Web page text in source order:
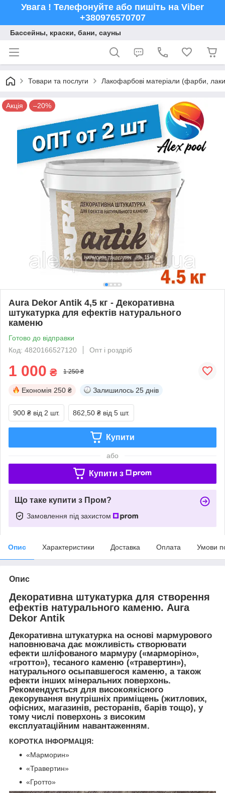
Увага ! Телефонуйте або пишіть на Viber
+380976570707
Бассейны, краски, бани, сауны
Товари та послуги Лакофарбові матеріали (фарби,
Акція –20%
Aura Dekor Antik 4,5 кг - Декоративна
штукатурка для ефектів натурального
каменю
Готово до відправки
Код: 4820166527120
Опт і роздріб
1 000 ₴ 1 250 ₴
Економія 250 ₴ Залишилось 25 днів
900 ₴ від 2 шт. 862,50 ₴ від 5 шт.
Купити
або
Купити з
Що таке купити з Пром?
Замовлення під захистом
Опис Характеристики Доставка Оплата Умови
Опис
Декоративна штукатурка для створення
ефектів натурального каменю. Aura
Dekor Antik
Декоративна штукатурка на основі мармурового
наповнювача дає можливість створювати
ефекти шліфованого мармуру («марморіно»,
«гротто»), тесаного каменю («травертин»),
натурального осыпавшегося каменю, а також
ефекти інших мінеральних поверхонь.
Рекомендується для високоякісного
декорування внутрішніх приміщень (житлових,
офісних, магазинів, ресторанів, барів тощо), у
тому числі поверхонь з високим
експлуатаційним навантаженням.
КОРОТКА ІНФОРМАЦІЯ:
«Марморин»
«Травертин»
«Гротто»